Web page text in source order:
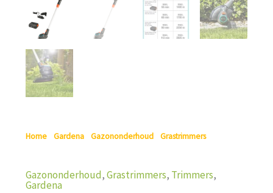
Home Gardena Gazononderhoud Grastrimmers/ Gardena
Gazononderhoud,Grastrimmers, Trimmers,
Gardena